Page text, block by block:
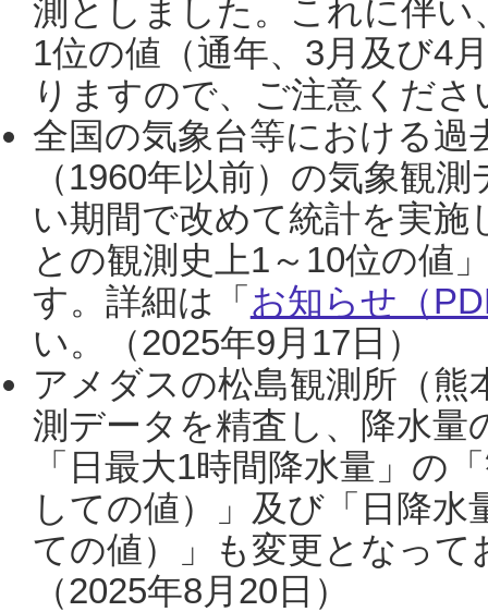
測としました。これに伴い
1位の値（通年、3月及び4
りますので、ご注意くだ
全国の気象台等における過
（1960年以前）の気象観
い期間で改めて統計を実
との観測史上1～10位の値
す。詳細は「 お知らせ（
い。（2025年9月17日）
アメダスの松島観測所（熊
測データを精査し、降水
「日最大1時間降水量」の
しての値）」及び「日降
ての値）」も変更となっ
（2025年8月20日）